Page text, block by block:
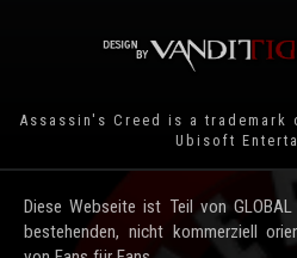
Assassin's Creed is a
Ubisoft
Diese Webseite ist Teil von GLOBAL
bestehenden, nicht kommerziell